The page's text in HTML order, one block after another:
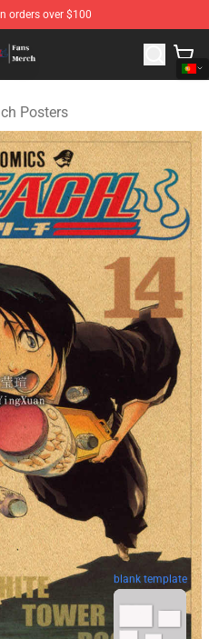
orders over $100
Merchandise Shop
Posters
blank template